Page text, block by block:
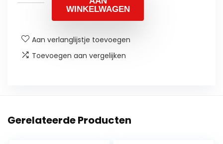
WINKELWAGEN
Aan verlanglijstje toevoegen
Toevoegen aan vergelijken
Gerelateerde Producten